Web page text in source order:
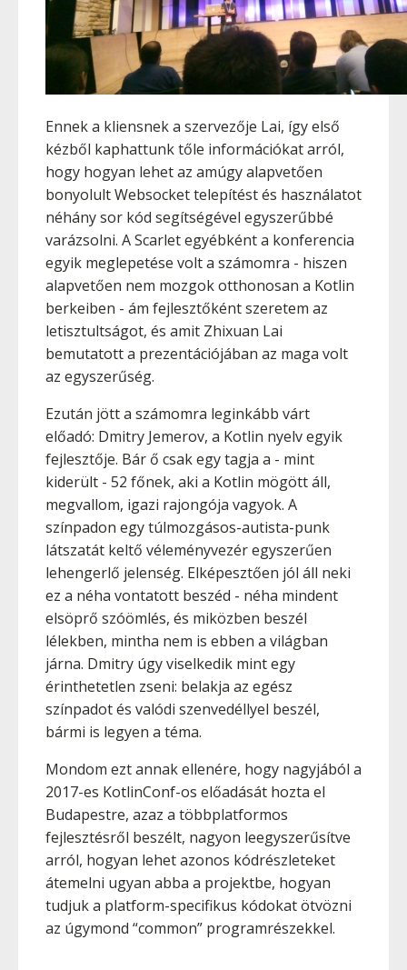
Ennek a kliensnek a szervezője Lai, így első
kézből kaphattunk tőle információkat arról,
hogy hogyan lehet az amúgy alapvetően
bonyolult Websocket telepítést és használatot
néhány sor kód segítségével egyszerűbbé
varázsolni. A Scarlet egyébként a konferencia
egyik meglepetése volt a számomra - hiszen
alapvetően nem mozgok otthonosan a Kotlin
berkeiben - ám fejlesztőként szeretem az
letisztultságot, és amit Zhixuan Lai
bemutatott a prezentációjában az maga volt
az egyszerűség.
Ezután jött a számomra leginkább várt
előadó: Dmitry Jemerov, a Kotlin nyelv egyik
fejlesztője. Bár ő csak egy tagja a - mint
kiderült - 52 főnek, aki a Kotlin mögött áll,
megvallom, igazi rajongója vagyok. A
színpadon egy túlmozgásos-autista-punk
látszatát keltő véleményvezér egyszerűen
lehengerlő jelenség. Elképesztően jól áll neki
ez a néha vontatott beszéd - néha mindent
elsöprő szóömlés, és miközben beszél
lélekben, mintha nem is ebben a világban
járna. Dmitry úgy viselkedik mint egy
érinthetetlen zseni: belakja az egész
színpadot és valódi szenvedéllyel beszél,
bármi is legyen a téma.
Mondom ezt annak ellenére, hogy nagyjából a
2017-es KotlinConf-os előadását hozta el
Budapestre, azaz a többplatformos
fejlesztésről beszélt, nagyon leegyszerűsítve
arról, hogyan lehet azonos kódrészleteket
átemelni ugyan abba a projektbe, hogyan
tudjuk a platform-specifikus kódokat ötvözni
az úgymond “common” programrészekkel.